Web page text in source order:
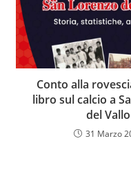
Conto alla
libro sul calcio a
del Vallo
31 Marzo